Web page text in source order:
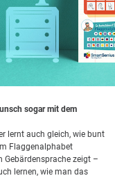
sogar mit dem
lernt auch gleich, wie bunt
Flaggenalphabet
zeigt –
lernen, wie man das